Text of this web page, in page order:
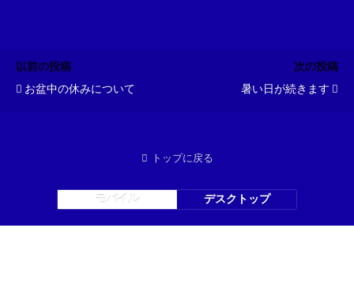
以前の投稿
お盆中の休みについて
次の投稿
暑い日が続きます
トップに戻る
モバイル デスクトップ